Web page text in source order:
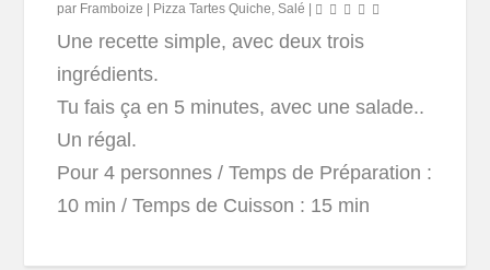
par Framboize | Pizza Tartes Quiche ,Salé |
Une recette simple, avec deux trois
ingrédients.
Tu fais ça en 5 minutes, avec une salade..
Un régal.
Pour 4 personnes / Temps de Préparation :
10 min / Temps de Cuisson : 15 min